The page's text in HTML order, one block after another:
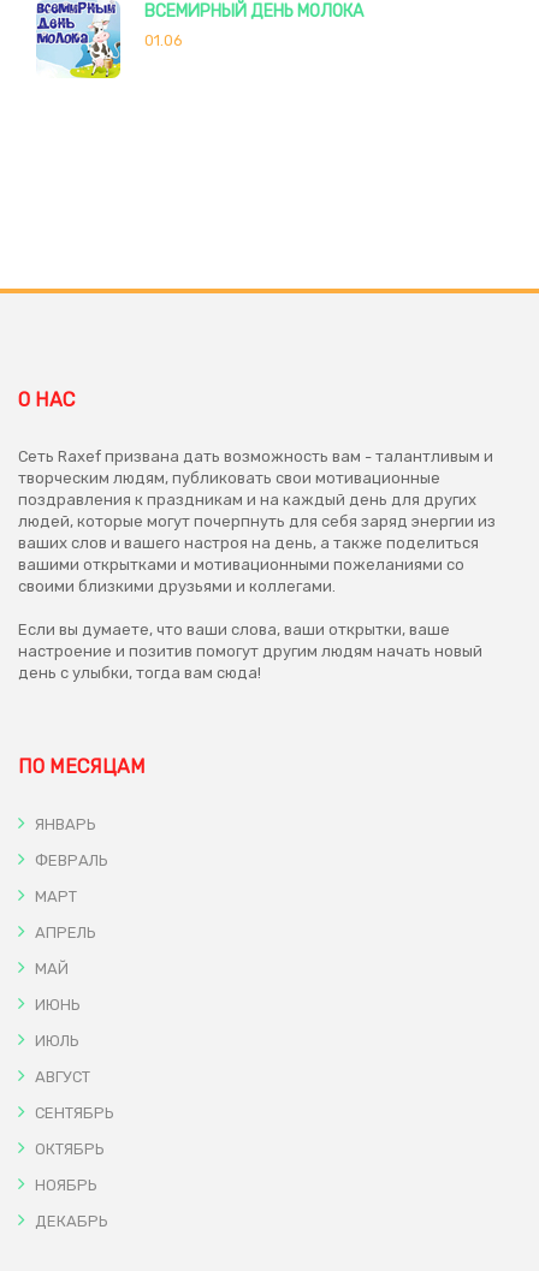
ВСЕМИРНЫЙ ДЕНЬ МОЛОКА
01.06
О НАС
Сеть Raxef призвана дать возможность вам - талантливым и
творческим людям, публиковать свои мотивационные
поздравления к праздникам и на каждый день для других
людей, которые могут почерпнуть для себя заряд энергии из
ваших слов и вашего настроя на день, а также поделиться
вашими открытками и мотивационными пожеланиями со
своими близкими друзьями и коллегами.
Если вы думаете, что ваши слова, ваши открытки, ваше
настроение и позитив помогут другим людям начать новый
день с улыбки, тогда вам сюда!
ПО МЕСЯЦАМ
ЯНВАРЬ
ФЕВРАЛЬ
МАРТ
АПРЕЛЬ
МАЙ
ИЮНЬ
ИЮЛЬ
АВГУСТ
СЕНТЯБРЬ
ОКТЯБРЬ
НОЯБРЬ
ДЕКАБРЬ